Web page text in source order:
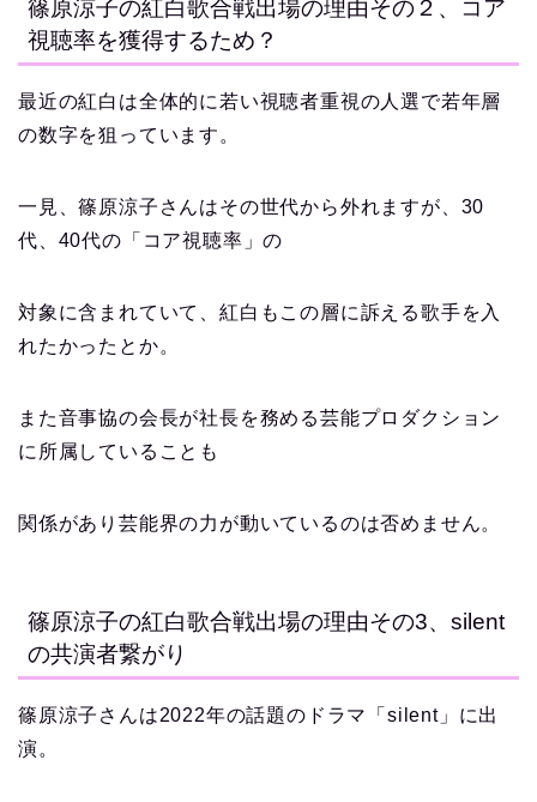
篠原涼子の紅白歌合戦出場の理由その２、コア
視聴率を獲得するため？
最近の紅白は全体的に若い視聴者重視の人選で若年層
の数字を狙っています。
一見、篠原涼子さんはその世代から外れますが、30
代、40代の「コア視聴率」の
対象に含まれていて、紅白もこの層に訴える歌手を入
れたかったとか。
また音事協の会長が社長を務める芸能プロダクション
に所属していることも
関係があり芸能界の力が動いているのは否めません。
篠原涼子の紅白歌合戦出場の理由その3、silent
の共演者繋がり
篠原涼子さんは2022年の話題のドラマ「silent」に出
演。